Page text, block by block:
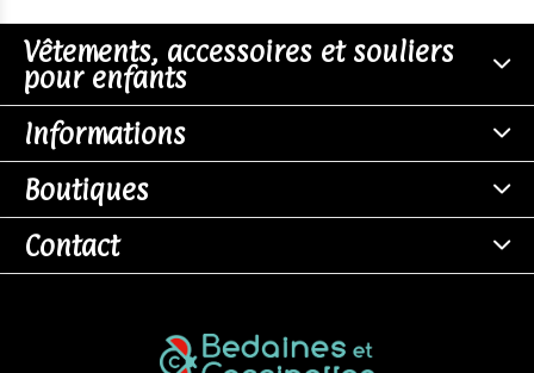
Vêtements, accessoires et souliers
pour enfants
Informations
Boutiques
Contact